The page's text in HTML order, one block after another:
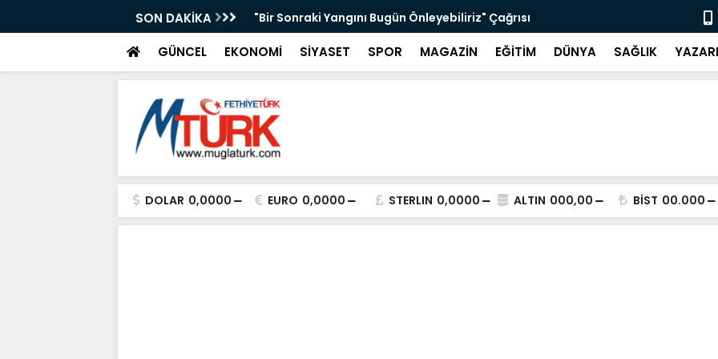
SON DAKİKA Selahattin Sapmaz'ın Adı Menteşe'de Yaşatılacak Emekli
GÜNCEL EKONOMİ SİYASET SPOR MAGAZİN EĞİTİM DÜNYA SAĞLIK
DOLAR 0,0000 EURO 0,0000 STERLIN 0,0000 ALTIN 000,00 BİST 00.000